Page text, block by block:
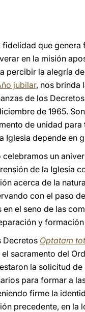
fidelidad que
en la misión
percibir la alegría
jubilar, nos brinda
de los Decretos
de 1965.
de unidad
Iglesia depende en
celebramos un
de la Iglesia
acerca de la
con el paso
en el seno de las
y
Decretos Optatam
el sacramento del
la solicitud
para formar a
firme la
precedente, en la